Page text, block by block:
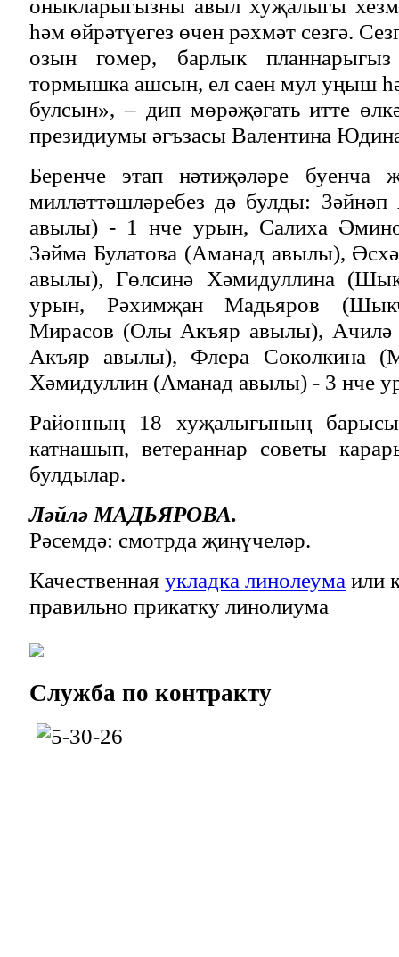
оныкларыгызны авыл хуҗалыгы
һәм өйрәтүегез өчен рәхмәт сезгә.
озын гомер, барлык
тормышка ашсын, ел саен мул уңыш
булсын», – дип мөрәҗәгать итте
президиумы әгъзасы Валентина
Беренче этап нәтиҗәләре буенча
милләттәшләребез дә булды:
авылы) - 1 нче урын, Салиха
Зәймә Булатова (Аманад авылы),
авылы), Гөлсинә Хәмидуллина
урын, Рәхимҗан Мадьяров
Мирасов (Олы Акъяр авылы), Ачилә
Акъяр авылы), Флера Соколкина
Хәмидуллин (Аманад авылы) - 3 нче
Районның 18 хуҗалыгының
катнашып, ветераннар советы
булдылар.
Ләйлә МАДЬЯРОВА.
Рәсемдә: смотрда җиңүчеләр.
Качественная укладка линолеума или
правильно прикатку линолиума
Служба по контракту